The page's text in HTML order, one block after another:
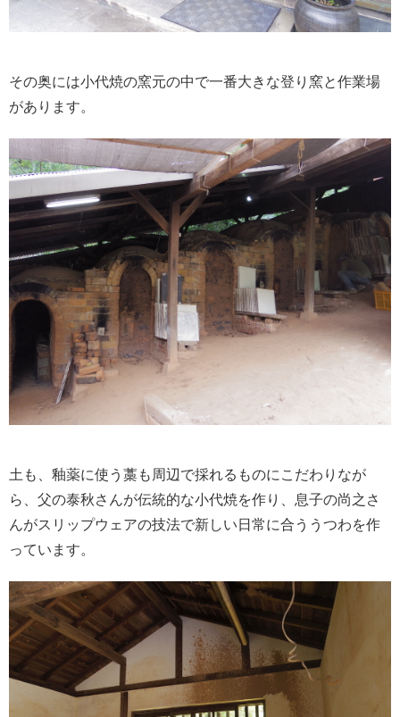
その奥には小代焼の窯元の中で一番大きな登り窯と作業場
があります。
土も、釉薬に使う藁も周辺で採れるものにこだわりなが
ら、父の泰秋さんが伝統的な小代焼を作り、息子の尚之さ
んがスリップウェアの技法で新しい日常に合ううつわを作
っています。